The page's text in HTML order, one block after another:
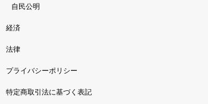
自民公明
経済
法律
プライバシーポリシー
特定商取引法に基づく表記